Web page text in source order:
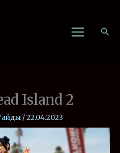
Island 2
/22.04.2023